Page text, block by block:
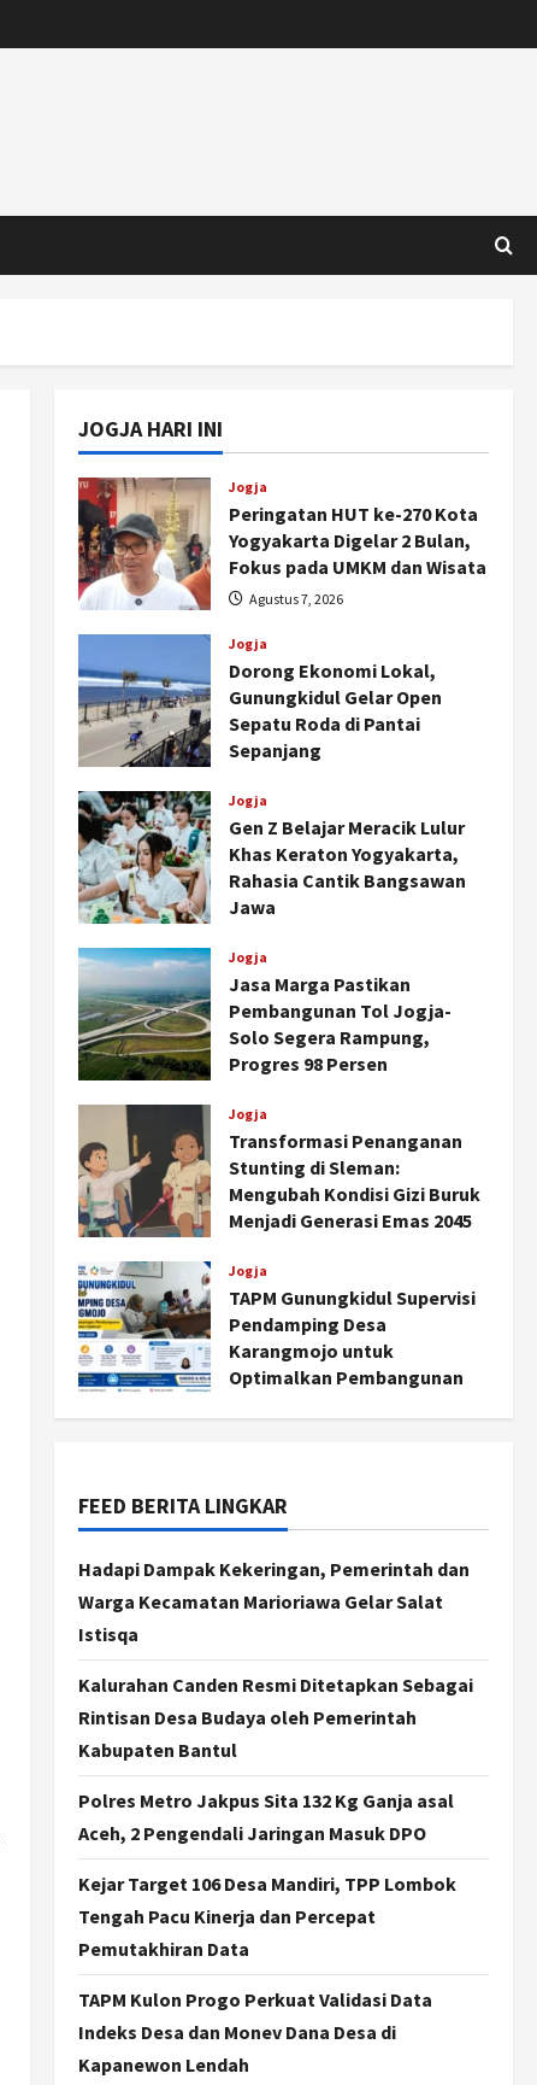
JOGJA HARI INI
Jogja
Peringatan HUT ke-270 Kota
Yogyakarta Digelar 2 Bulan,
Fokus pada UMKM dan Wisata
Agustus 7, 2026
Jogja
Dorong Ekonomi Lokal,
Gunungkidul Gelar Open
Sepatu Roda di Pantai
Sepanjang
Jogja
Gen Z Belajar Meracik Lulur
Khas Keraton Yogyakarta,
Rahasia Cantik Bangsawan
Jawa
Jogja
Jasa Marga Pastikan
Pembangunan Tol Jogja-
Solo Segera Rampung,
Progres 98 Persen
Jogja
Transformasi Penanganan
Stunting di Sleman:
Mengubah Kondisi Gizi Buruk
Menjadi Generasi Emas 2045
Jogja
TAPM Gunungkidul Supervisi
Pendamping Desa
Karangmojo untuk
Optimalkan Pembangunan
FEED BERITA LINGKAR
Hadapi Dampak Kekeringan, Pemerintah dan
Warga Kecamatan Marioriawa Gelar Salat
Istisqa
Kalurahan Canden Resmi Ditetapkan Sebagai
Rintisan Desa Budaya oleh Pemerintah
Kabupaten Bantul
Polres Metro Jakpus Sita 132 Kg Ganja asal
Aceh, 2 Pengendali Jaringan Masuk DPO
Kejar Target 106 Desa Mandiri, TPP Lombok
Tengah Pacu Kinerja dan Percepat
Pemutakhiran Data
TAPM Kulon Progo Perkuat Validasi Data
Indeks Desa dan Monev Dana Desa di
Kapanewon Lendah
Yogyakarta Digelar 2 Bulan,
Fokus pada UMKM dan Wisata
Jogja
Gunungkidul Gelar Open
Sepatu Roda di Pantai
Sepanjang
4
Politik
Cagar Budaya RSUD
Soewondo Jadi Sorotan,
Hasil Kajian Tim Provinsi
Segera Keluar
Agustus 7, 2026
5
Nasional
BRIN Kembangkan Sepatu
Sekolah Rakyat
Agustus 7, 2026
Politik